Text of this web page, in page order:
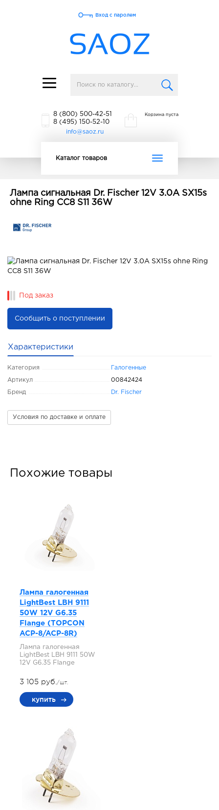
Toggle
navigation
Вход с паролем
8 (800) 500-42-51
8 (495) 150-52-10
info@saoz.ru
Корзина пуста
Toggle
Каталог товаров
Лампа сигнальная Dr. Fischer 12V 3.0A SX15s
ohne Ring CC8 S11 36W
Под заказ
Сообщить о поступлении
Характеристики
Категория Галогенные
Артикул 00842424
Бренд Dr. Fischer
Условия по доставке и оплате
Похожие товары
Лампа галогенная
LightBest LBH 9111
50W 12V G6.35
Flange (TOPCON
ACP-8/ACP-8R)
Лампа галогенная
LightBest LBH 9111 50W
12V G6.35 Flange
3 105 руб./шт.
купить